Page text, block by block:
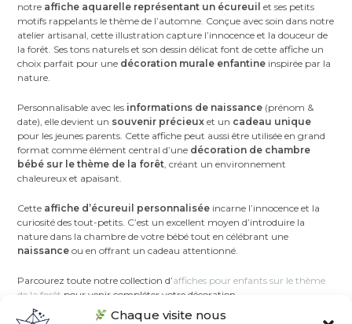
Chaque visite nous
notre affiche aquarelle représentant un écureuilet ses petits
motifs rappelants le thème de l’automne. Conçue avec soin dans notre
atelier artisanal, cette illustration capture l’innocence et la douceur de
la forêt. Ses tons naturels et son dessin délicat font de cette affiche un
choix parfait pour une décoration murale enfantine inspirée par la
nature.
Personnalisable avec les informations de naissance (prénom &
date), elle devient un souvenir précieux et un cadeau unique
pour les jeunes parents. Cette affiche peut aussi être utilisée en grand
format comme élément central d’une décoration de chambre
bébé sur le thème de la forêt, créant un environnement
chaleureux et apaisant.
Cette affiche d’écureuil personnalisée incarne l’innocence et la
curiosité des tout-petits. C’est un excellent moyen d’introduire la
nature dans la chambre de votre bébé tout en célébrant une
naissance ou en offrant un cadeau attentionné.
Parcourez toute notre collection d’affiches pour enfants sur le thème
de la forêt pour venir compléter votre décoration.